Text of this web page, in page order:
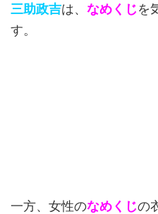
三助政吉は、 なめくじを
す。
一方、女性のなめくじの